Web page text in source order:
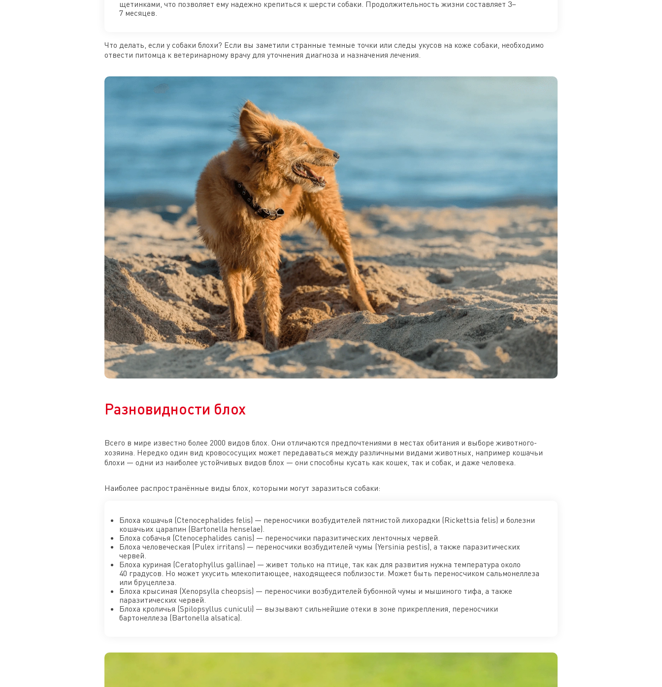
щетинками, что позволяет ему надежно крепиться к шерсти собаки. Продолжительность жизни составляет 3–
7 месяцев.
Что делать, если у собаки блохи? Если вы заметили странные темные точки или следы укусов на коже собаки, необходимо
отвести питомца к ветеринарному врачу для уточнения диагноза и назначения лечения.
Разновидности блох
Всего в мире известно более 2000 видов блох. Они отличаются предпочтениями в местах обитания и выборе животного-
хозяина. Нередко один вид кровососущих может передаваться между различными видами животных, например кошачьи
блохи — одни из наиболее устойчивых видов блох — они способны кусать как кошек, так и собак, и даже человека.
Наиболее распространённые виды блох, которыми могут заразиться собаки:
Блоха кошачья (Ctenocephalides felis) — переносчики возбудителей пятнистой лихорадки (Rickettsia felis) и болезни
кошачьих царапин (Bartonella henselae).
Блоха собачья (Ctenocephalides canis) — переносчики паразитических ленточных червей.
Блоха человеческая (Pulex irritans) — переносчики возбудителей чумы (Yersinia pestis), а также паразитических
червей.
Блоха куриная (Ceratophyllus gallinae) — живет только на птице, так как для развития нужна температура около
40 градусов. Но может укусить млекопитающее, находящееся поблизости. Может быть переносчиком сальмонеллеза
или бруцеллеза.
Блоха крысиная (Xenopsylla cheopsis) — переносчики возбудителей бубонной чумы и мышиного тифа, а также
паразитических червей.
Блоха кроличья (Spilopsyllus cuniculi) — вызывают сильнейшие отеки в зоне прикрепления, переносчики
бартонеллеза (Bartonella alsatica).